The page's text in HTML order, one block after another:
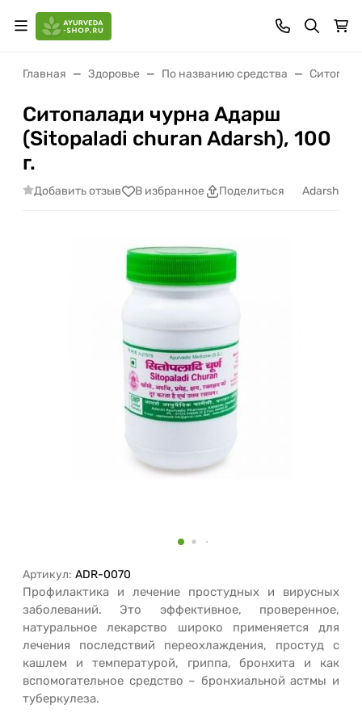
Главная Здоровье По названию средства
Ситопалади чурна Адарш
(Sitopaladi churan Adarsh), 100
г.
Добавить отзыв В избранное Поделиться Adarsh
Артикул: ADR-0070
Профилактика и лечение простудных и вирусных
заболеваний. Это эффективное, проверенное,
натуральное лекарство широко применяется для
лечения последствий переохлаждения, простуд с
кашлем и температурой, гриппа, бронхита и как
вспомогательное средство – бронхиальной астмы и
туберкулеза.